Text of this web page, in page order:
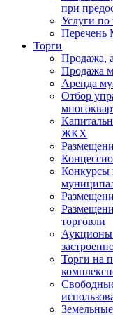
при
Услуги
Торги
Продажа,
Продажа
Аренда
Отбор
ЖКХ
Конкурсы
торговли
Аукционы
Торги на